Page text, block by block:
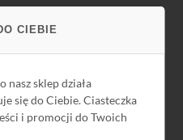
CIEBIE
nasz sklep działa
się do Ciebie. Ciasteczka
i promocji do Twoich